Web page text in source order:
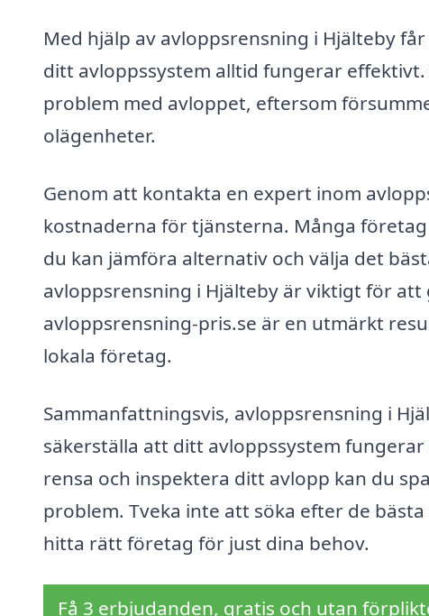
Med hjälp av avloppsrensning i Hjälteby
ditt avloppssystem alltid fungerar
problem med avloppet, eftersom
olägenheter.
Genom att kontakta en expert inom
kostnaderna för tjänsterna. Många
du kan jämföra alternativ och välja det
avloppsrensning i Hjälteby är viktigt för
avloppsrensning-pris.se är en utmärkt
lokala företag.
Sammanfattningsvis, avloppsrensning i
säkerställa att ditt avloppssystem
rensa och inspektera ditt avlopp kan du
problem. Tveka inte att söka efter de
hitta rätt företag för just dina behov.
Få 3 erbjudanden, gratis och utan